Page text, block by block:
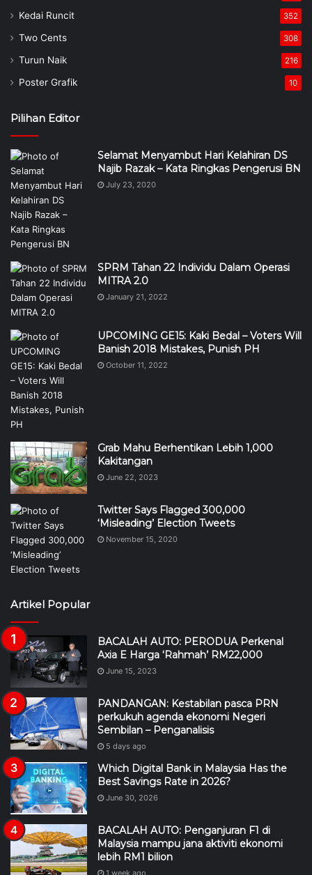
Kedai Runcit 352
Two Cents 308
Turun Naik 216
Poster Grafik 10
Pilihan Editor
Selamat Menyambut Hari Kelahiran DS
Najib Razak – Kata Ringkas Pengerusi BN
July 23, 2020
SPRM Tahan 22 Individu Dalam Operasi
MITRA 2.0
January 21, 2022
UPCOMING GE15: Kaki Bedal – Voters Will
Banish 2018 Mistakes, Punish PH
October 11, 2022
Grab Mahu Berhentikan Lebih 1,000
Kakitangan
June 22, 2023
Twitter Says Flagged 300,000
‘Misleading’ Election Tweets
November 15, 2020
Artikel Popular
BACALAH AUTO: PERODUA Perkenal
Axia E Harga ‘Rahmah’ RM22,000
June 15, 2023
PANDANGAN: Kestabilan pasca PRN
perkukuh agenda ekonomi Negeri
Sembilan – Penganalisis
5 days ago
Which Digital Bank in Malaysia Has the
Best Savings Rate in 2026?
June 30, 2026
BACALAH AUTO: Penganjuran F1 di
Malaysia mampu jana aktiviti ekonomi
lebih RM1 bilion
1 week ago